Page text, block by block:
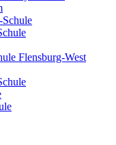
Flensburg-West